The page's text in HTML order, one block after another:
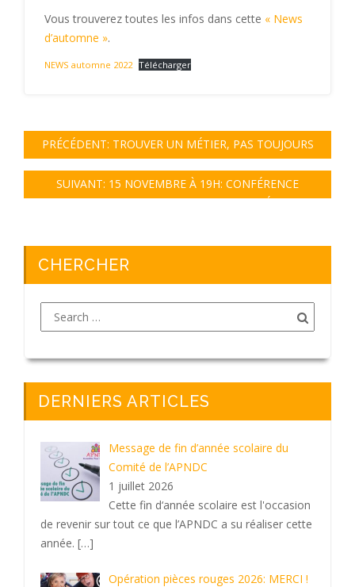
Vous trouverez toutes les infos dans cette « News
d’automne ».
NEWS automne 2022 Télécharger
PRÉCÉDENT: TROUVER UN MÉTIER, PAS TOUJOURS
FACILE!
SUIVANT: 15 NOVEMBRE À 19H: CONFÉRENCE
« ACCOMPAGNER LES JEUNES SUR LES RÉSEAUX
CHERCHER
DERNIERS ARTICLES
Message de fin d’année scolaire du
Comité de l’APNDC
1 juillet 2026
Cette fin d‘année scolaire est l'occasion
de revenir sur tout ce que l’APNDC a su réaliser cette
année. […]
Opération pièces rouges 2026: MERCI !